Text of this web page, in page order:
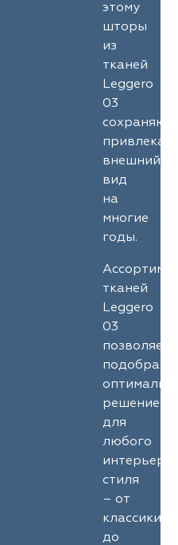
этому
шторы
из
тканей
Leggero
03
сохраняют
внешний
вид
на
многие
годы.
тканей
Leggero
03
позволяет
подобрать
решение
для
любого
стиля
– от
классики
до